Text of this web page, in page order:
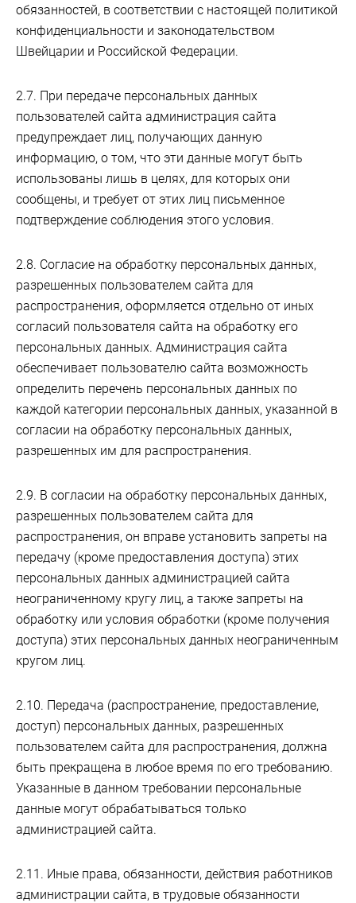
обязанностей, в соответствии с настоящей политикой
конфиденциальности и законодательством
Швейцарии и Российской Федерации.
2.7. При передаче персональных данных
пользователей сайта администрация сайта
предупреждает лиц, получающих данную
информацию, о том, что эти данные могут быть
использованы лишь в целях, для которых они
сообщены, и требует от этих лиц письменное
подтверждение соблюдения этого условия.
2.8. Согласие на обработку персональных данных,
разрешенных пользователем сайта для
распространения, оформляется отдельно от иных
согласий пользователя сайта на обработку его
персональных данных. Администрация сайта
обеспечивает пользователю сайта возможность
определить перечень персональных данных по
каждой категории персональных данных, указанной в
согласии на обработку персональных данных,
разрешенных им для распространения.
2.9. В согласии на обработку персональных данных,
разрешенных пользователем сайта для
распространения, он вправе установить запреты на
передачу (кроме предоставления доступа) этих
персональных данных администрацией сайта
неограниченному кругу лиц, а также запреты на
обработку или условия обработки (кроме получения
доступа) этих персональных данных неограниченным
кругом лиц.
2.10. Передача (распространение, предоставление,
доступ) персональных данных, разрешенных
пользователем сайта для распространения, должна
быть прекращена в любое время по его требованию.
Указанные в данном требовании персональные
данные могут обрабатываться только
администрацией сайта.
2.11. Иные права, обязанности, действия работников
администрации сайта, в трудовые обязанности